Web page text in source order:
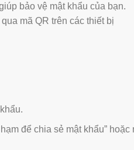
bảo vệ mật khẩu của bạn.
mã QR trên các thiết bị
để chia sẻ mật khẩu” hoặc